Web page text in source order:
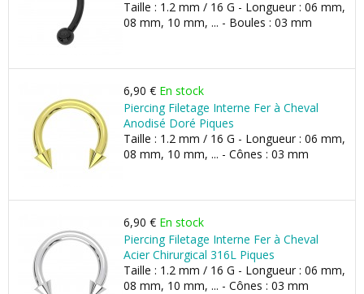
Taille : 1.2 mm / 16 G - Longueur : 06 mm,
08 mm, 10 mm, ... - Boules : 03 mm
6,90 € En stock
Piercing Filetage Interne Fer à Cheval
Anodisé Doré Piques
Taille : 1.2 mm / 16 G - Longueur : 06 mm,
08 mm, 10 mm, ... - Cônes : 03 mm
6,90 € En stock
Piercing Filetage Interne Fer à Cheval
Acier Chirurgical 316L Piques
Taille : 1.2 mm / 16 G - Longueur : 06 mm,
08 mm, 10 mm, ... - Cônes : 03 mm